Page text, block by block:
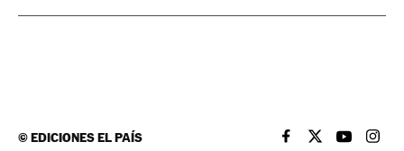
©EDICIONES EL PAÍS EL PAÍS BRASIL EN
EL PAÍSEL PAÍS
EL